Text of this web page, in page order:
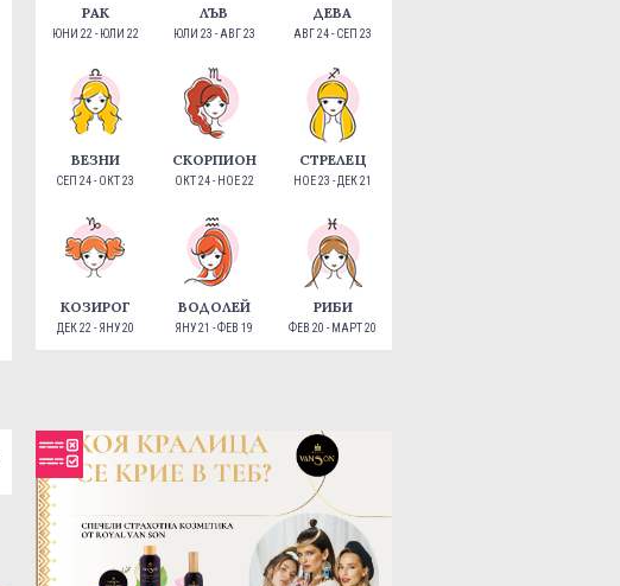
РАК
ЮНИ 22 - ЮЛИ 22
ЛЪВ
ЮЛИ 23 - АВГ 23
ДЕВА
АВГ 24 - СЕП 23
ВЕЗНИ
СЕП 24 - ОКТ 23
СКОРПИОН
ОКТ 24 - НОЕ 22
СТРЕЛЕЦ
НОЕ 23 - ДЕК 21
КОЗИРОГ
ДЕК 22 - ЯНУ 20
ВОДОЛЕЙ
ЯНУ 21 - ФЕВ 19
РИБИ
ФЕВ 20 - МАРТ 20